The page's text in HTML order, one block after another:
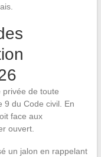
privée de toute
9 du Code civil. En
face aux
ouvert.
un jalon en rappelant